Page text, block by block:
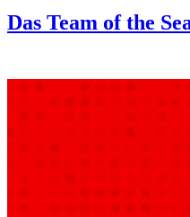
Das Team of the